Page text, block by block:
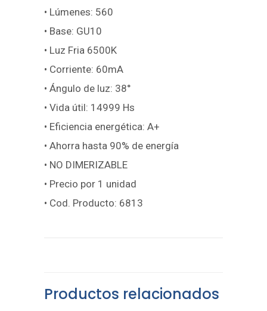
• Lúmenes: 560
• Base: GU10
• Luz Fria 6500K
• Corriente: 60mA
• Ángulo de luz: 38°
• Vida útil: 14999 Hs
• Eficiencia energética: A+
• Ahorra hasta 90% de energía
• NO DIMERIZABLE
• Precio por 1 unidad
• Cod. Producto: 6813
Productos relacionados